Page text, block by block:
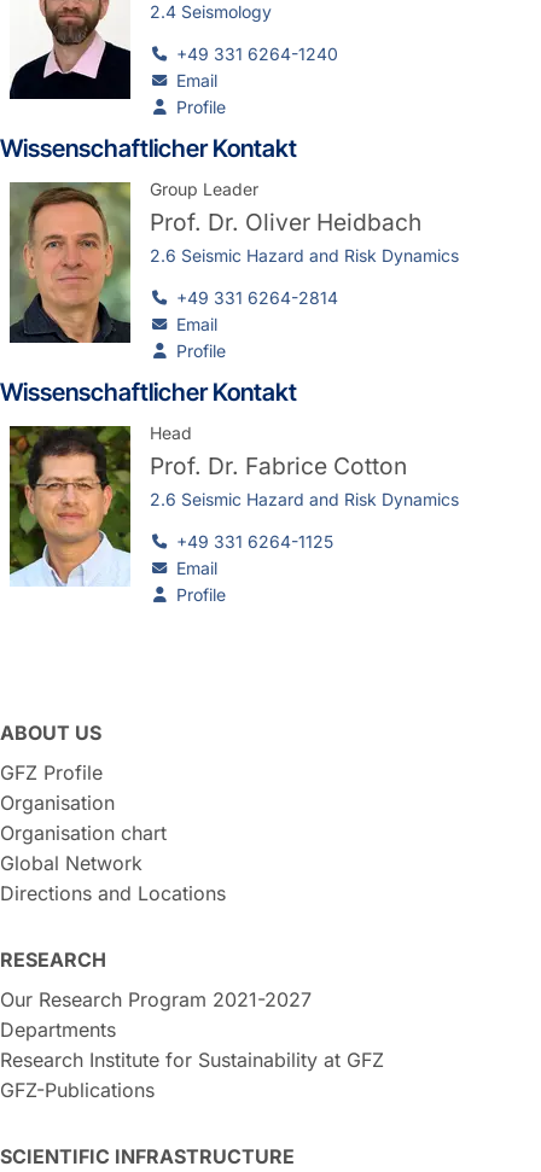
2.4 Seismology
+49 331 6264-1240
Email
Profile
Wissenschaftlicher Kontakt
Group Leader
Prof. Dr. Oliver Heidbach
2.6 Seismic Hazard and Risk Dynamics
+49 331 6264-2814
Email
Profile
Wissenschaftlicher Kontakt
Head
Prof. Dr. Fabrice Cotton
2.6 Seismic Hazard and Risk Dynamics
+49 331 6264-1125
Email
Profile
ABOUT US
GFZ Profile
Organisation
Organisation chart
Global Network
Directions and Locations
RESEARCH
Our Research Program 2021-2027
Departments
Research Institute for Sustainability at GFZ
GFZ-Publications
SCIENTIFIC INFRASTRUCTURE